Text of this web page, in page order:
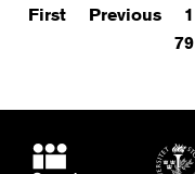
First Previous 1
79